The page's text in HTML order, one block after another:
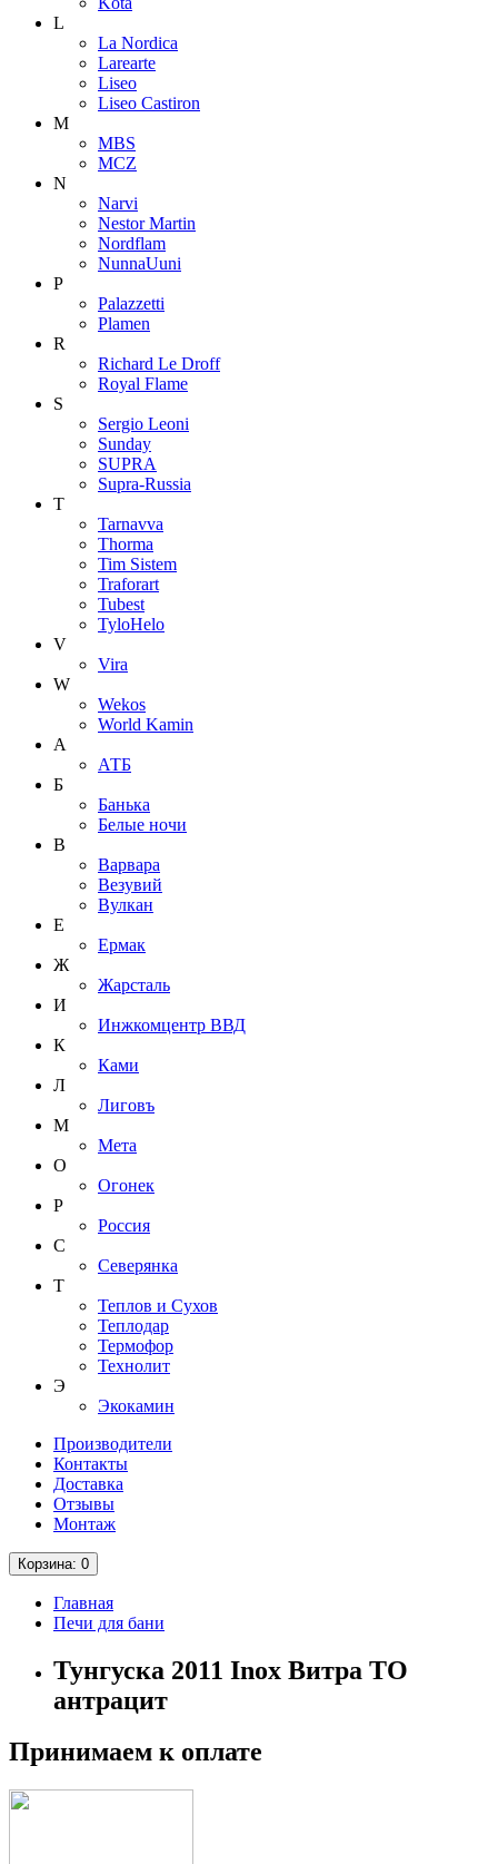
L
La Nordica
Larearte
Liseo
Liseo Castiron
M
MBS
MCZ
N
Narvi
Nestor Martin
Nordflam
NunnaUuni
P
Palazzetti
Plamen
R
Richard Le Droff
Royal Flame
S
Sergio Leoni
Sunday
SUPRA
Supra-Russia
T
Tarnavva
Thorma
Tim Sistem
Traforart
Tubest
TyloHelo
V
Vira
W
Wekos
World Kamin
А
АТБ
Б
Банька
Белые ночи
В
Варвара
Везувий
Вулкан
Е
Ермак
Ж
Жарсталь
И
Инжкомцентр ВВД
К
Ками
Л
Лиговъ
М
Мета
О
Огонек
Р
Россия
С
Северянка
Т
Теплов и Сухов
Теплодар
Термофор
Технолит
Э
Экокамин
Производители
Контакты
Доставка
Отзывы
Монтаж
Корзина: 0
Главная
Печи для бани
Тунгуска 2011 Inox Витра ТО
антрацит
Принимаем к оплате